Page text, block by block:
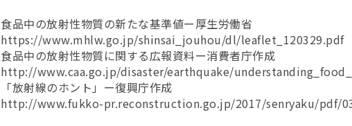
食品中の放射性物質の新たな基準値ー厚生労働省
https://www.mhlw.go.jp/shinsai_jouhou/dl/leaflet_120329.pdf
食品中の放射性物質に関する広報資料ー消費者庁作成
http://www.caa.go.jp/disaster/earthquake/
「放射線のホント」ー復興庁作成
http://www.fukko-pr.reconstruction.go.jp/2017/senryaku/pdf/